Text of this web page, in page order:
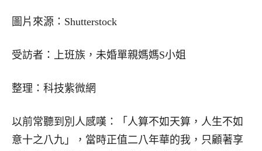
圖片來源：Shutterstock
受訪者：上班族，未婚單親媽媽S小姐
整理：科技紫微網
以前常聽到別人感嘆：「人算不如天算，人生不如
意十之八九」，當時正值二八年華的我，只顧著享